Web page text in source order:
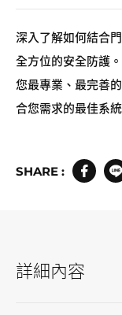
深入了解如何結合
全方位的安全防護
您最專業、最完善
合您需求的最佳系統
SHARE :
詳細內容